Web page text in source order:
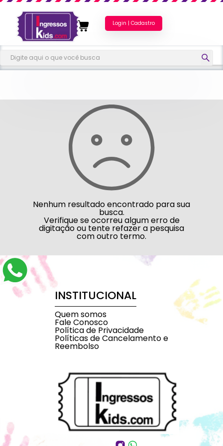
Login | Cadastro
Nenhum resultado encontrado para sua
busca.
Verifique se ocorreu algum erro de
digitação ou tente refazer a pesquisa
com outro termo.
INSTITUCIONAL
Quem somos
Fale Conosco
Política de Privacidade
Políticas de Cancelamento e
Reembolso